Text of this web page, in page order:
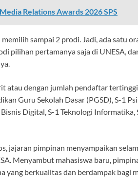
Relations Awards 2026 SPS
sampai 2 prodi. Jadi, ada satu
pilihan pertamanya saja di UNESA,
atau dengan jumlah pendaftar
Guru Sekolah Dasar (PGSD), S-1
Digital, S-1 Teknologi
jajaran pimpinan menyampaikan
Menyambut mahasiswa baru,
yang berkualitas dan berdampak bagi